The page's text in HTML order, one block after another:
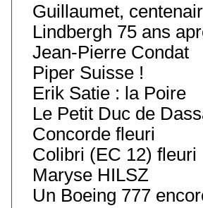
Guillaumet,
Lindbergh 75 ans
Jean-Pierre Condat
Piper Suisse !
Erik Satie : la Poire
Le Petit Duc de
Concorde fleuri
Colibri (EC 12) fleuri
Maryse HILSZ
Un Boeing 777